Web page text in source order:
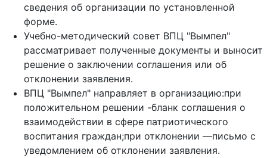
сведения об организации по установленной
форме.
Учебно-методический совет ВПЦ "Вымпел"
рассматривает полученные документы и выносит
решение о заключении соглашения или об
отклонении заявления.
ВПЦ "Вымпел" направляет в организацию:при
положительном решении -бланк соглашения о
взаимодействии в сфере патриотического
воспитания граждан;при отклонении —письмо с
уведомлением об отклонении заявления.